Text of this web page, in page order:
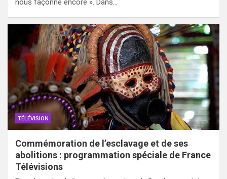
nous façonne encore ». Dans…
TÉLÉVISION
Commémoration de l’esclavage et de ses
abolitions : programmation spéciale de France
Télévisions